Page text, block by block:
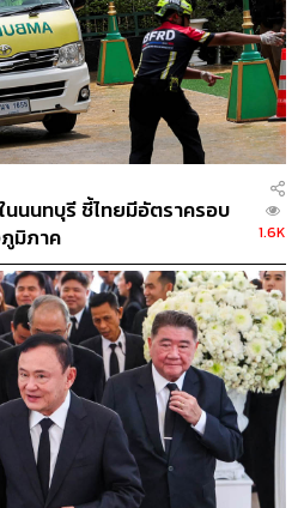
world/asia-pacific/thai-ex-p
says-his-royal-insult-case-has-
08-21/
politics/turbulent-thailand/thak
in-royal-defamation-case-la
news/2025/8/22/court-cle
thaksin-shinawatra-over-royal-in
asia/thai-ex-pm-t
5308251
2025/08/20/asia/thailand-lese
intl-hnk-dst
ณ ชินวัตร
ม.112
นนทบุรี ชี้ไทยมีอัตราครอบ
มิภาค
1.6K